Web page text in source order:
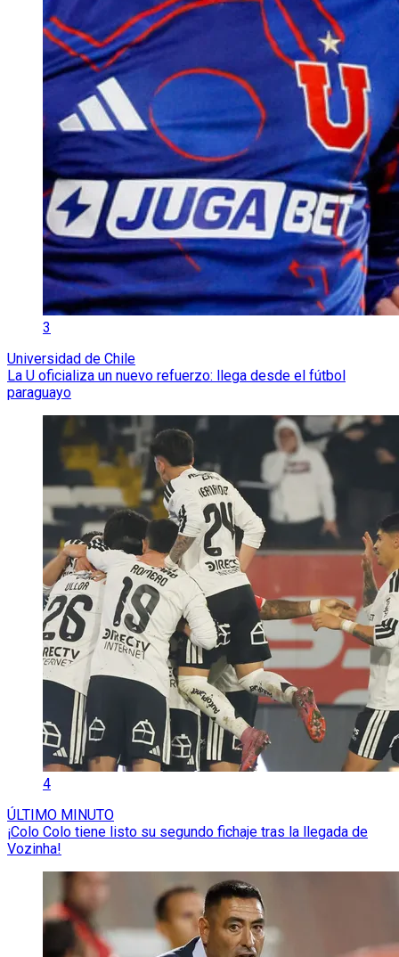
3
Universidad de Chile
La U oficializa un nuevo refuerzo: llega desde el fútbol
paraguayo
4
ÚLTIMO MINUTO
¡Colo Colo tiene listo su segundo fichaje tras la llegada de
Vozinha!